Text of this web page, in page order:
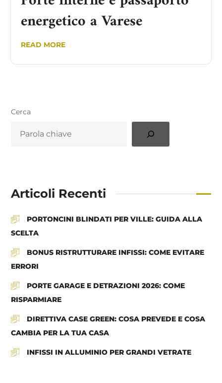
energetico a Varese
READ MORE
Cerca
Articoli Recenti
PORTONCINI BLINDATI PER VILLE: GUIDA ALLA
SCELTA
BONUS RISTRUTTURARE INFISSI: COME EVITARE
ERRORI
PORTE GARAGE E DETRAZIONI 2026: COME
RISPARMIARE
DIRETTIVA CASE GREEN: COSA PREVEDE E COSA
CAMBIA PER LA TUA CASA
INFISSI IN ALLUMINIO PER GRANDI VETRATE